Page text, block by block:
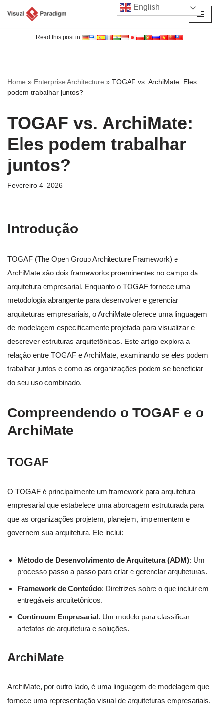
Read this post in:
Home » Enterprise Architecture » TOGAF vs. ArchiMate: Eles
podem trabalhar juntos?
TOGAF vs. ArchiMate:
Eles podem trabalhar
juntos?
Fevereiro 4, 2026
Introdução
TOGAF (The Open Group Architecture Framework) e
ArchiMate são dois frameworks proeminentes no campo da
arquitetura empresarial. Enquanto o TOGAF fornece uma
metodologia abrangente para desenvolver e gerenciar
arquiteturas empresariais, o ArchiMate oferece uma linguagem
de modelagem especificamente projetada para visualizar e
descrever estruturas arquitetônicas. Este artigo explora a
relação entre TOGAF e ArchiMate, examinando se eles podem
trabalhar juntos e como as organizações podem se beneficiar
do seu uso combinado.
Compreendendo o TOGAF e o
ArchiMate
TOGAF
O TOGAF é principalmente um framework para arquitetura
empresarial que estabelece uma abordagem estruturada para
que as organizações projetem, planejem, implementem e
governem sua arquitetura. Ele inclui:
Método de Desenvolvimento de Arquitetura (ADM): Um
processo passo a passo para criar e gerenciar arquiteturas.
Framework de Conteúdo: Diretrizes sobre o que incluir em
entregáveis arquitetônicos.
Continuum Empresarial: Um modelo para classificar
artefatos de arquitetura e soluções.
ArchiMate
ArchiMate, por outro lado, é uma linguagem de modelagem que
fornece uma representação visual de arquiteturas empresariais.
English